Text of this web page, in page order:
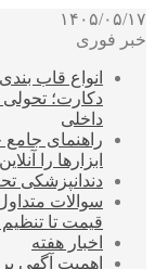
۱۴۰۵/۰۵/۱۷
خبر فوری
انواع قاب
دکارت؛
داخلی
راهنمای جامع
ابزارها را
دندانپزشکی
سوالات
قیمت تا
اخبار هفته
اهمیت آگهی